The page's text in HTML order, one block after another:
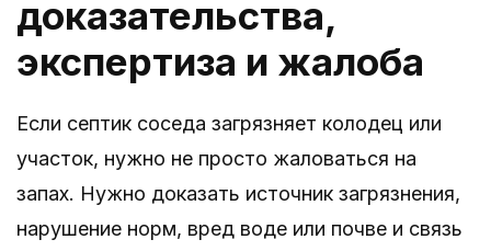
доказательства,
экспертиза и жалоба
Если септик соседа загрязняет колодец или
участок, нужно не просто жаловаться на
запах. Нужно доказать источник загрязнения,
нарушение норм, вред воде или почве и связь